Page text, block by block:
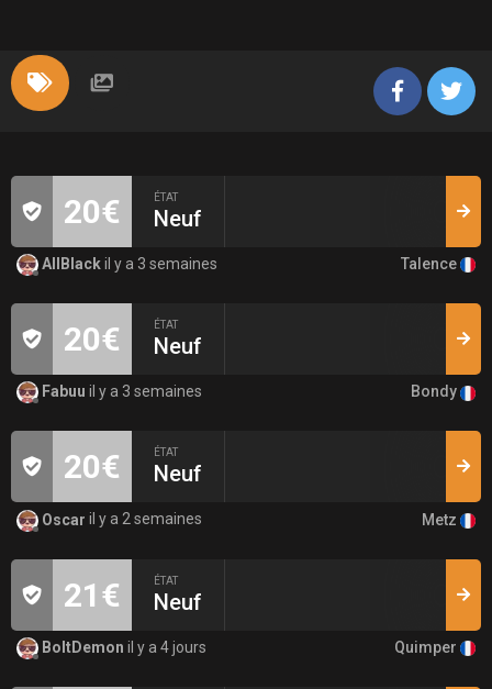
20€ ÉTAT
Neuf
AllBlackil y a 3 semaines Talence
20€ ÉTAT
Neuf
Fabuu il y a 3 semaines Bondy
20€ ÉTAT
Neuf
Oscar il y a 2 semaines Metz
21€ ÉTAT
Neuf
BoltDemon il y a 4 jours Quimper